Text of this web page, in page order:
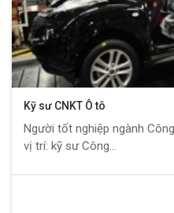
Kỹ sư CNKT Ô tô
Người tốt nghiệp ngành
vị trí: kỹ sư Công...